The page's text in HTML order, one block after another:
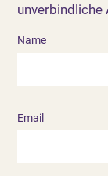
unverbindliche
Name
Email